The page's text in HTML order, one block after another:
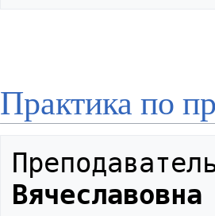
Практика по
Вячеславовна